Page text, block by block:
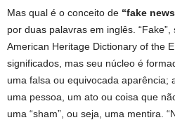
Mas qual é o conceito de “fake
por duas palavras em inglês.
American Heritage Dictionary of the
significados, mas seu núcleo é
uma falsa ou equivocada aparência;
uma pessoa, um ato ou coisa que
uma “sham”, ou seja, uma mentira.